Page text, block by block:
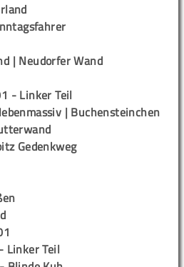
| Neudorfer Wand
- Linker Teil
| Buchensteinchen
Gedenkweg
Linker Teil